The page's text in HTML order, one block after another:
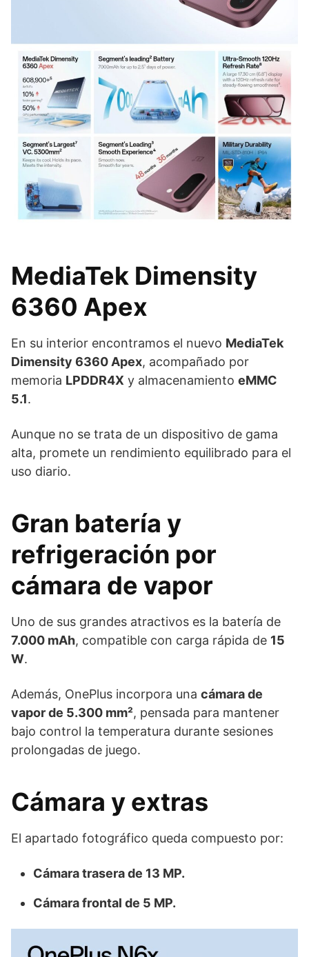
MediaTek Dimensity
6360 Apex
En su interior encontramos el nuevo MediaTek
Dimensity 6360 Apex, acompañado por
memoria LPDDR4X y almacenamiento eMMC
5.1.
Aunque no se trata de un dispositivo de gama
alta, promete un rendimiento equilibrado para el
uso diario.
Gran batería y
refrigeración por
cámara de vapor
Uno de sus grandes atractivos es la batería de
7.000 mAh, compatible con carga rápida de 15
W.
Además, OnePlus incorpora una cámara de
vapor de 5.300 mm², pensada para mantener
bajo control la temperatura durante sesiones
prolongadas de juego.
Cámara y extras
El apartado fotográfico queda compuesto por:
Cámara trasera de 13 MP.
Cámara frontal de 5 MP.